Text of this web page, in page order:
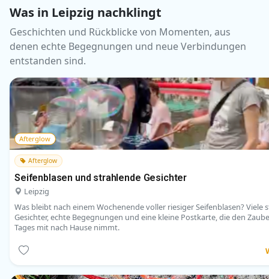
Was in Leipzig nachklingt
Geschichten und Rückblicke von Momenten, aus
denen echte Begegnungen und neue Verbindungen
entstanden sind.
Afterglow
Afterglow
Seifenblasen und strahlende Gesichter
Leipzig
Was bleibt nach einem Wochenende voller riesiger Seifenblasen? Viele
Gesichter, echte Begegnungen und eine kleine Postkarte, die den
Tages mit nach Hause nimmt.